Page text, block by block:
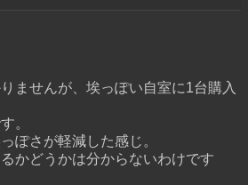
ませんが、埃っぽい自室に1台購入
。
ぽさが軽減した感じ。
かどうかは分からないわけです